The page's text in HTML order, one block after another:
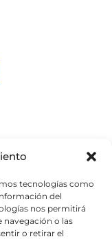
tecnologías como
del
nos permitirá
o las
o retirar el